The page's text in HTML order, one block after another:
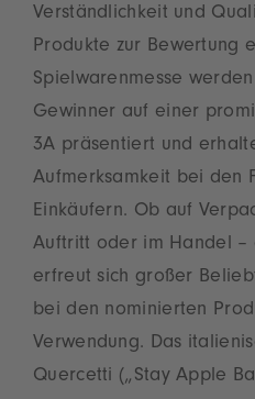
Verständlichkeit und
Produkte zur Bewertung
Spielwarenmesse
Gewinner auf einer
3A präsentiert und
Aufmerksamkeit bei den
Einkäufern. Ob auf
Auftritt oder im Handel –
erfreut sich großer
bei den nominierten
Verwendung. Das
Quercetti („Stay Apple